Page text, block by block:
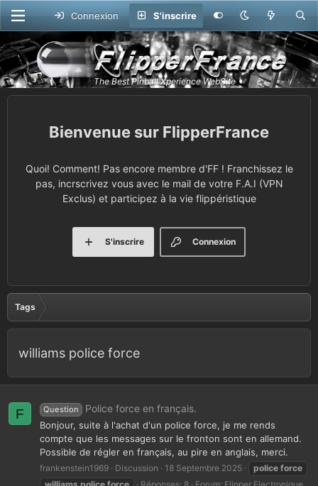
Connexion S'inscrire
FlipperFrance
Quoi! Comment! Pas encore membre d'FF ! Franchissez le
pas, incrscrivez vous avec le mail de votre F.A.I (VPN
Exclus) et participez à la vie flippéristique
Connexion
S'inscrire
Tags
williams police force
F Question Police force en français.
Bonjour, suite à l'achat d'un police force, je me rends
compte que les messages sur le fronton sont en allemand.
Possible de régler en français, au pire en anglais, merci.
frankenstein1969 Discussion 18 Septembre 2025 police force